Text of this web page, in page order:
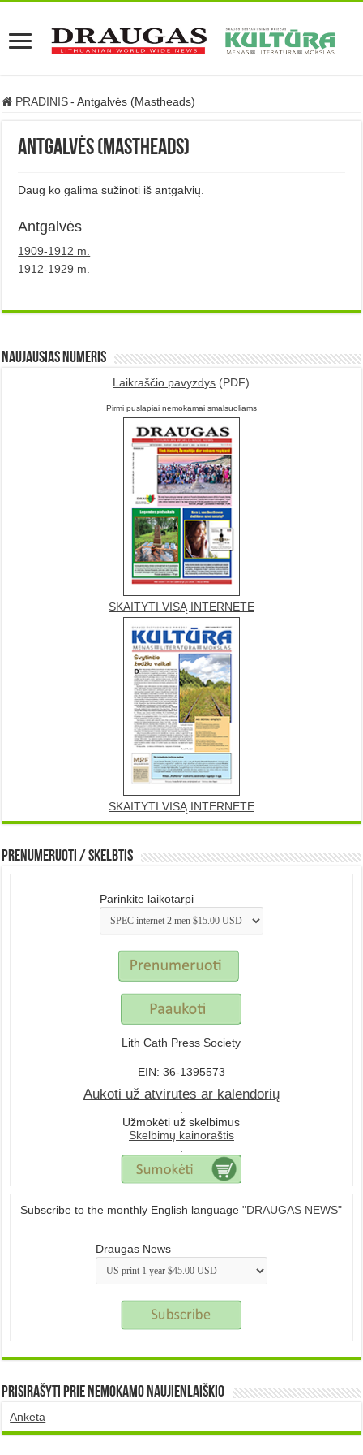
PRADINIS - Antgalvės (Mastheads)
Antgalvės (Mastheads)
Daug ko galima sužinoti iš antgalvių.
Antgalvės
1909-1912 m.
1912-1929 m.
Naujausias numeris
Laikraščio pavyzdys (PDF)
Pirmi puslapiai nemokamai smalsuoliams
SKAITYTI VISĄ INTERNETE
SKAITYTI VISĄ INTERNETE
Prenumeruoti / Skelbtis
Parinkite laikotarpi
Lith Cath Press Society
EIN: 36-1395573
Aukoti už atvirutes ar kalendorių
Užmokėti už skelbimus
Skelbimų kainoraštis
Subscribe to the monthly English language"DRAUGAS NEWS"
Draugas News
Prisirašyti prie nemokamo naujienlaiškio
Anketa